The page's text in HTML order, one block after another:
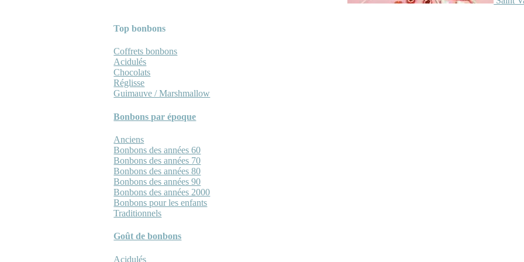
Top bonbons
Coffrets bonbons
Acidulés
Chocolats
Réglisse
Guimauve / Marshmallow
Bonbons par époque
Anciens
Bonbons des années 60
Bonbons des années 70
Bonbons des années 80
Bonbons des années 90
Bonbons des années 2000
Bonbons pour les enfants
Traditionnels
Goût de bonbons
Acidulés